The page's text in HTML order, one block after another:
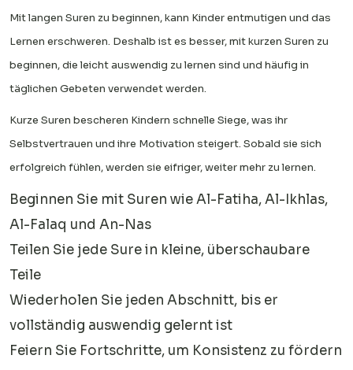
Mit langen Suren zu beginnen, kann Kinder entmutigen und das
Lernen erschweren. Deshalb ist es besser, mit kurzen Suren zu
beginnen, die leicht auswendig zu lernen sind und häufig in
täglichen Gebeten verwendet werden.
Kurze Suren bescheren Kindern schnelle Siege, was ihr
Selbstvertrauen und ihre Motivation steigert. Sobald sie sich
erfolgreich fühlen, werden sie eifriger, weiter mehr zu lernen.
Beginnen Sie mit Suren wie Al-Fatiha, Al-Ikhlas,
Al-Falaq und An-Nas
Teilen Sie jede Sure in kleine, überschaubare
Teile
Wiederholen Sie jeden Abschnitt, bis er
vollständig auswendig gelernt ist
Feiern Sie Fortschritte, um Konsistenz zu fördern